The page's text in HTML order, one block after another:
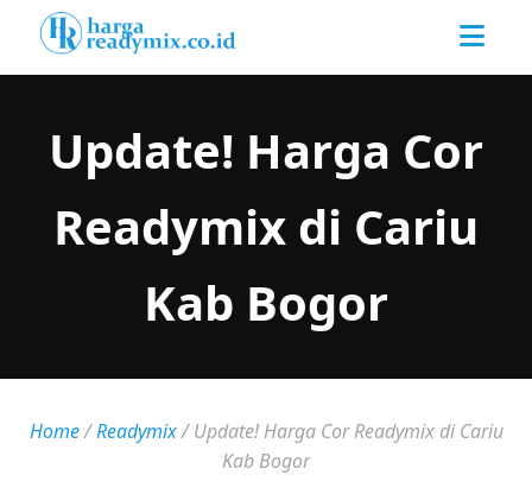
Update! Harga Cor
Readymix di Cariu
Kab Bogor
Home/Readymix/Update! Harga Cor Readymix di Cariu
Kab Bogor